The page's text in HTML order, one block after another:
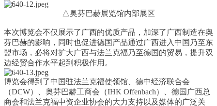
△奥芬巴赫展览馆内部展区
本次博览会不仅展示了广西的优质产品，加深了广西制造在奥
芬巴赫的影响，同时也促进德国产品通过广西进入中国乃至东
盟市场，必将对扩大广西与法兰克福乃至德国的贸易，提升双
边经贸合作水平起到积极作用。
博览会得到了中国驻法兰克福使领馆、德中经济联合会
（DCW）、奥芬巴赫工商会（IHK Offenbach）、德国广西总
商会和法兰克福中资企业协会的大力支持以及媒体的广泛关